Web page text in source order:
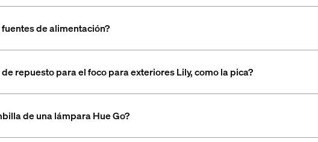
de alimentación?
repuesto para el foco para exteriores Lily, como la pica?
de una lámpara Hue Go?